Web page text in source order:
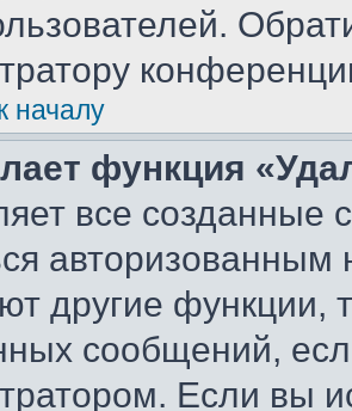
началу
функция
все созданные
другие функции,
сообщений,
Если вы